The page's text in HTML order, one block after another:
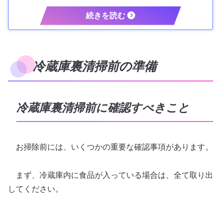
冷蔵庫裏清掃前の準備
冷蔵庫裏清掃前に確認すべきこと
お掃除前には、いくつかの重要な確認事項があります。
まず、冷蔵庫内に食品が入っている場合は、全て取り出
してください。